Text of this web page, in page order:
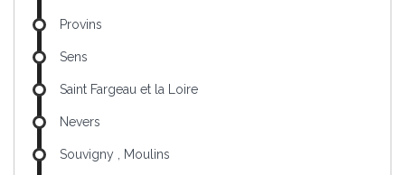
Provins
Sens
Saint Fargeau et la Loire
Nevers
Souvigny , Moulins